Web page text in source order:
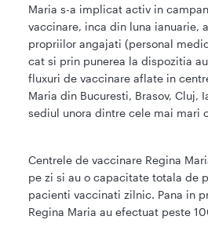
Maria s-a implicat activ in
vaccinare, inca din luna ianuarie,
propriilor angajati (personal
cat si prin punerea la dispozitia
fluxuri de vaccinare aflate in
Maria din Bucuresti, Brasov, Cluj,
sediul unora dintre cele mai mari
Centrele de vaccinare Regina
pe zi si au o capacitate totala de
pacienti vaccinati zilnic. Pana in
Regina Maria au efectuat peste